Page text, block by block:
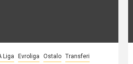
Liga Evroliga Ostalo Transferi